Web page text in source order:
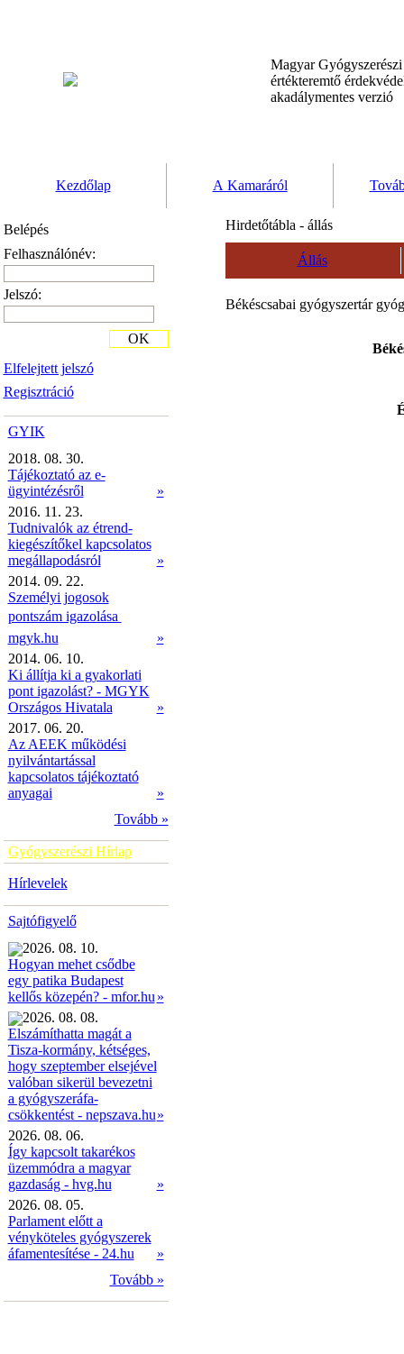
Magyar
értékteremtő
akadálymentes verzió
Kezdőlap A Kamaráról
Belépés
Felhasználónév:
Jelszó:
Elfelejtett jelszó
Regisztráció
OK
GYIK
2018. 08. 30.
Tájékoztató az e-
ügyintézésről
»
2016. 11. 23.
Tudnivalók az étrend-
kiegészítőkel kapcsolatos
megállapodásról
»
2014. 09. 22.
Személyi jogosok
pontszám igazolása 
mgyk.hu
»
2014. 06. 10.
Ki állítja ki a gyakorlati
pont igazolást? - MGYK
Országos Hivatala
»
2017. 06. 20.
Az AEEK működési
nyilvántartással
kapcsolatos tájékoztató
anyagai
»
Tovább »
Gyógyszerészi Hírlap
Hírlevelek
Sajtófigyelő
2026. 08. 10.
Hogyan mehet csődbe
egy patika Budapest
kellős közepén? - mfor.hu »
2026. 08. 08.
Elszámíthatta magát a
Tisza-kormány, kétséges,
hogy szeptember elsejével
valóban sikerül bevezetni
a gyógyszeráfa-
csökkentést - nepszava.hu»
2026. 08. 06.
Így kapcsolt takarékos
üzemmódra a magyar
gazdaság - hvg.hu
»
2026. 08. 05.
Parlament előtt a
vényköteles gyógyszerek
áfamentesítése - 24.hu
»
Tovább »
Hirdetőtábla - állás
Állás
Békéscsabai gyógyszertár